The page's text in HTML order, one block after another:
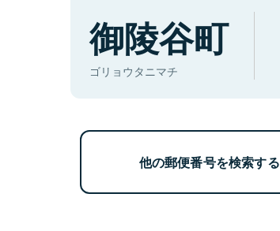
御陵谷町
ゴリョウタニマチ
他の郵便番号を検索する